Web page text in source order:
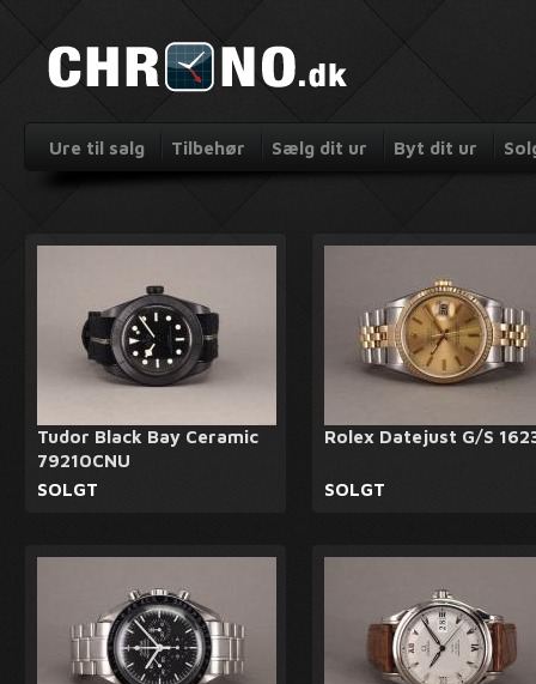
Ure til salg Tilbehør Sælg dit ur Byt dit ur
Tudor Black Bay Ceramic
79210CNU
SOLGT
Rolex Datejust G/S
SOLGT